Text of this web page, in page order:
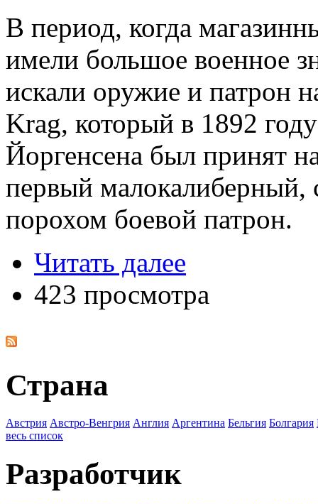
В период, когда
имели большое военное
искали оружие и патрон
Krag, который в 1892
Йоргенсена был принят
первый
порохом боевой патрон.
Читать далее
423 просмотра
Страна
Австрия Австро-Венгрия Англия Аргентина Бельгия Болгария
весь список
Разработчик